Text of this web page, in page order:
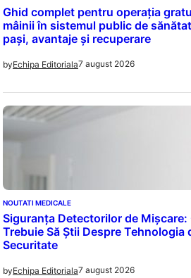
Ghid complet pentru operația
mâinii în sistemul public de
pași, avantaje și recuperare
byEchipa Editoriala7 august 2026
NOUTATI MEDICALE
Siguranța Detectorilor de Mișcare:
Trebuie Să Știi Despre Tehnologia
Securitate
byEchipa Editoriala7 august 2026